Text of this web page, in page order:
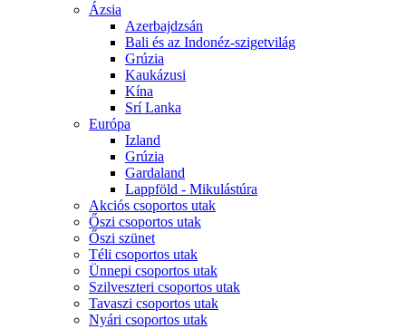
Ázsia
Azerbajdzsán
Bali és az Indonéz-szigetvilág
Grúzia
Kaukázusi
Kína
Srí Lanka
Európa
Izland
Grúzia
Gardaland
Lappföld - Mikulástúra
Akciós csoportos utak
Őszi csoportos utak
Őszi szünet
Téli csoportos utak
Ünnepi csoportos utak
Szilveszteri csoportos utak
Tavaszi csoportos utak
Nyári csoportos utak